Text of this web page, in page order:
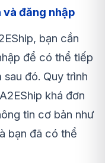
đăng nhập
bạn cần
để có thể tiếp
đó. Quy trình
khá đơn
tin cơ bản như
bạn đã có thể